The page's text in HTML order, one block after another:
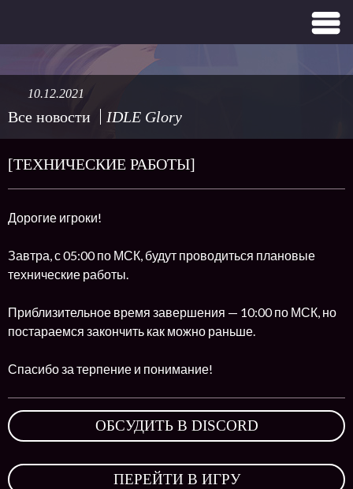
Все новости IDLE Glory
10.12.2021
[ТЕХНИЧЕСКИЕ РАБОТЫ]
Дорогие игроки!
Завтра, с 05:00 по МСК, будут проводиться плановые
технические работы.
Приблизительное время завершения — 10:00 по МСК, но
постараемся закончить как можно раньше.
Спасибо за терпение и понимание!
ОБСУДИТЬ В DISCORD
ПЕРЕЙТИ В ИГРУ